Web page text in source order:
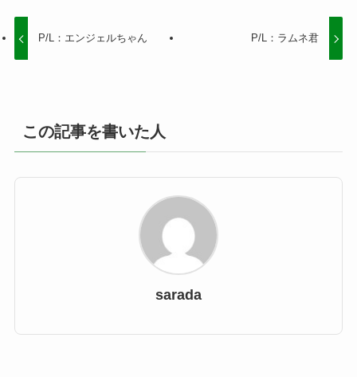
P/L：エンジェルちゃん P/L：ラムネ君
この記事を書いた人
sarada